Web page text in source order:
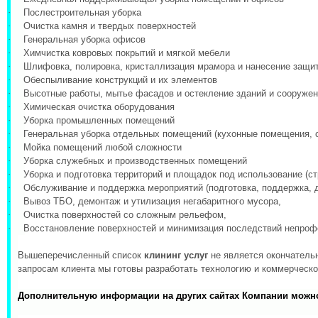
·
Послестроительная уборка
·
Очистка камня и твердых поверхностей
·
Генеральная уборка офисов
·
Химчистка ковровых покрытий и мягкой мебели
·
Шлифовка, полировка, кристаллизация мрамора и нанесение
·
Обеспыливание конструкций и их элементов
·
Высотные работы, мытье фасадов и остекление зданий и
·
Химическая очистка оборудования
·
Уборка промышленных помещений
·
Генеральная уборка отдельных помещений (кухонные
·
Мойка помещений любой сложности
·
Уборка служебных и производственных помещений
·
Уборка и подготовка территорий и площадок под использование
·
Обслуживание и поддержка мероприятий (подготовка,
·
Вывоз ТБО, демонтаж и утилизация негабаритного мусора,
·
Очистка поверхностей со сложным рельефом,
·
Восстановление поверхностей и минимизация последствий
Вышеперечисленный список клининг услуг не является
запросам клиента мы готовы разработать технологию и
Дополнительную информации на других сайтах Компании